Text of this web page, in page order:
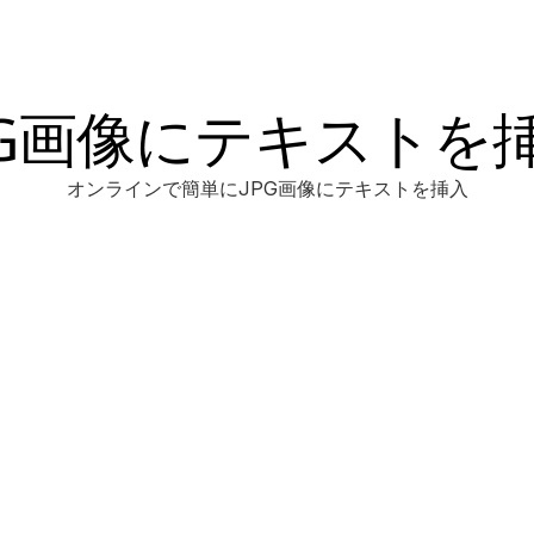
画像にテキストを
オンラインで簡単にJPG画像にテキストを挿入